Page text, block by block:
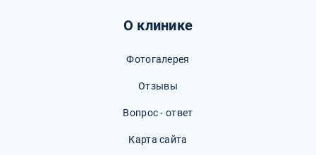
О клинике
Фотогалерея
Отзывы
Вопрос - ответ
Карта сайта